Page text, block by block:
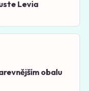
Levia
obalu